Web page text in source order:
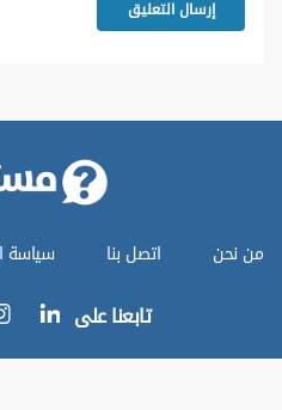
من نحن اتصل بنا سياسة
تابعنا على